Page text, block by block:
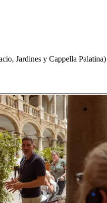
Jardines y Cappella Palatina)